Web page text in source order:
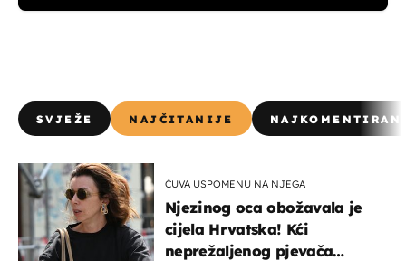
SVJEŽE NAJČITANIJE
ČUVA USPOMENU NA NJEGA
Njezinog oca obožavala je
cijela Hrvatska! Kći
neprežaljenog pjevača